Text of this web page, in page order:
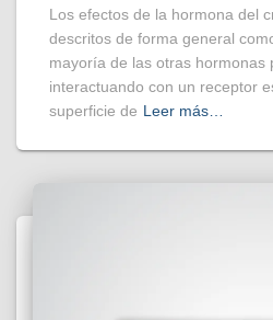
Los efectos de la hormona del
descritos de forma general
mayoría de las otras hormonas
interactuando con un receptor
superficie de Leer más…